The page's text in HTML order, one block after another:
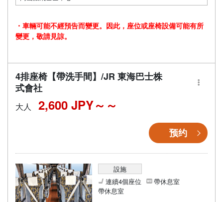
・車輛可能不經預告而變更。因此，座位或座椅設備可能有所
變更，敬請見諒。
4排座椅【帶洗手間】/JR 東海巴士株
式會社
大人 2,600 JPY～
预约
設施
連續4個座位
帶休息室
帶休息室